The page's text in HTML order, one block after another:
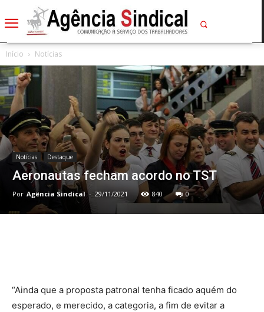
Início Notícias
Notícias Destaque
Aeronautas fecham acordo no TST
Por Agência Sindical - 29/11/2021 840 0
“Ainda que a proposta patronal tenha ficado aquém do
esperado, e merecido, a categoria, a fim de evitar a